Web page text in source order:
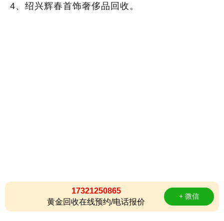
4、绍兴辉春首饰奢侈品回收。
17321250865
黄金回收在线预约/电话报价
+ 微信